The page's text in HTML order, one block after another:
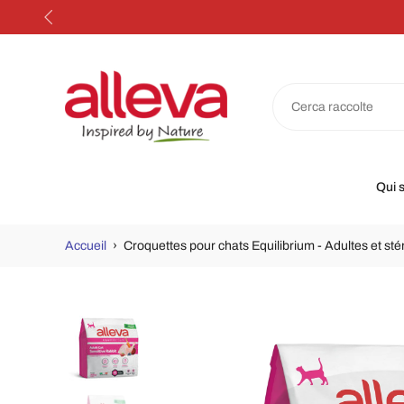
Aller
Qui
Accueil › Croquettes pour chats Equilibrium - Adultes et
Accéder
aux
informations